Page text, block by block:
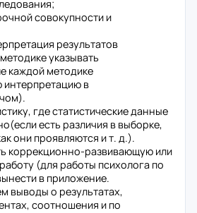
совокупности и
результатов
указывать
каждой методике
в
где статистические данные
есть различия в выборке,
они проявляются и т. д.).
коррекционно-развивающую или
(для работы психолога по
в приложение.
выводы о результатах,
соотношения и по